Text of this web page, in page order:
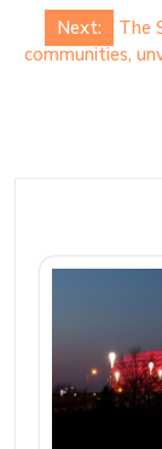
Next:
The
communities,